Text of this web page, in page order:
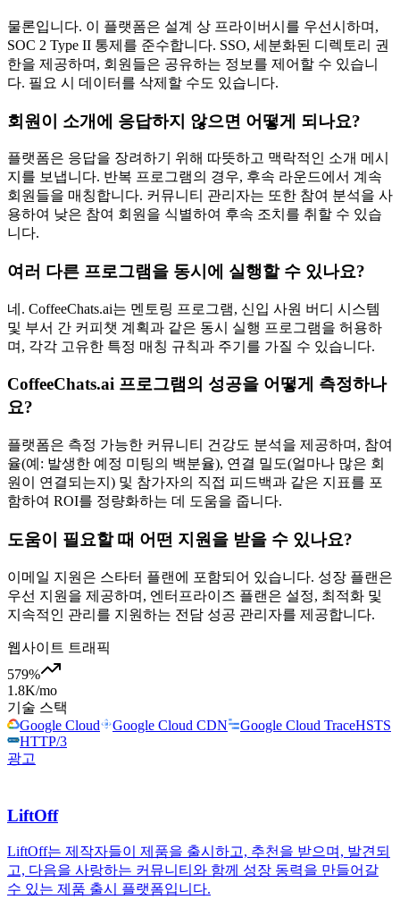
물론입니다. 이 플랫폼은 설계 상 프라이버시를 우선시하며,
SOC 2 Type II 통제를 준수합니다. SSO, 세분화된 디렉토리 권
한을 제공하며, 회원들은 공유하는 정보를 제어할 수 있습니
다. 필요 시 데이터를 삭제할 수도 있습니다.
회원이 소개에 응답하지 않으면 어떻게 되나요?
플랫폼은 응답을 장려하기 위해 따뜻하고 맥락적인 소개 메시
지를 보냅니다. 반복 프로그램의 경우, 후속 라운드에서 계속
회원들을 매칭합니다. 커뮤니티 관리자는 또한 참여 분석을 사
용하여 낮은 참여 회원을 식별하여 후속 조치를 취할 수 있습
니다.
여러 다른 프로그램을 동시에 실행할 수 있나요?
네. CoffeeChats.ai는 멘토링 프로그램, 신입 사원 버디 시스템
및 부서 간 커피챗 계획과 같은 동시 실행 프로그램을 허용하
며, 각각 고유한 특정 매칭 규칙과 주기를 가질 수 있습니다.
CoffeeChats.ai 프로그램의 성공을 어떻게 측정하나
요?
플랫폼은 측정 가능한 커뮤니티 건강도 분석을 제공하며, 참여
율(예: 발생한 예정 미팅의 백분율), 연결 밀도(얼마나 많은 회
원이 연결되는지) 및 참가자의 직접 피드백과 같은 지표를 포
함하여 ROI를 정량화하는 데 도움을 줍니다.
도움이 필요할 때 어떤 지원을 받을 수 있나요?
이메일 지원은 스타터 플랜에 포함되어 있습니다. 성장 플랜은
우선 지원을 제공하며, 엔터프라이즈 플랜은 설정, 최적화 및
지속적인 관리를 지원하는 전담 성공 관리자를 제공합니다.
웹사이트 트래픽
579%
1.8K/mo
기술 스택
Google Cloud
Google Cloud CDN Google Cloud TraceHSTS
HTTP/3
광고
LiftOff
LiftOff는 제작자들이 제품을 출시하고, 추천을 받으며, 발견되
고, 다음을 사랑하는 커뮤니티와 함께 성장 동력을 만들어갈
수 있는 제품 출시 플랫폼입니다.